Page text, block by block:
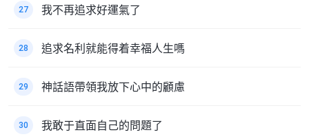
27 我不再追求好運氣了
28 追求名利就能得着幸福人生嗎
29 神話語帶領我放下心中的顧慮
30 我敢于直面自己的問題了